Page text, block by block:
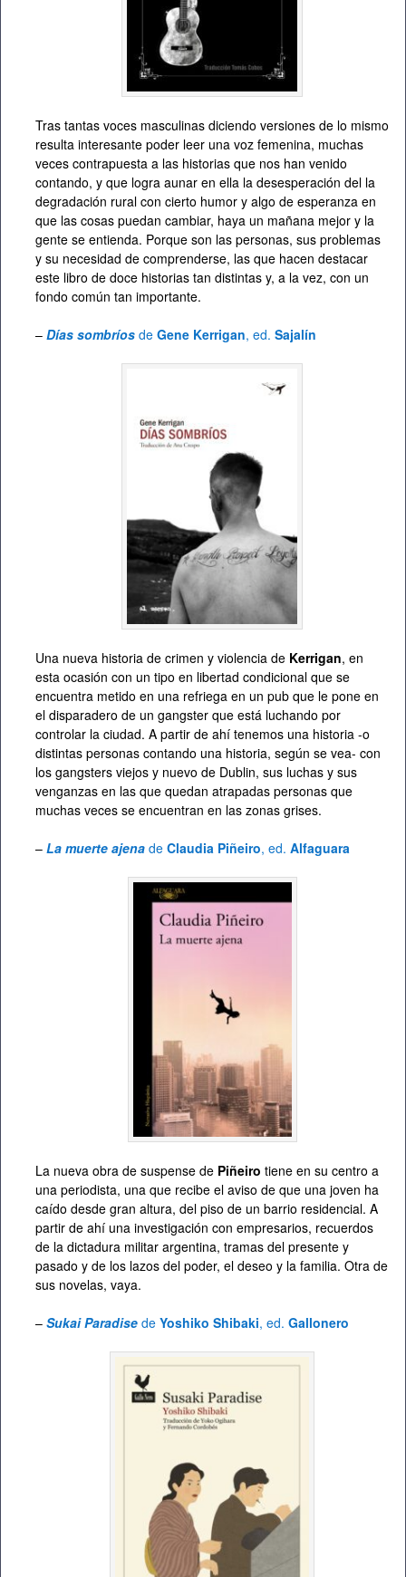
Tras tantas voces masculinas diciendo versiones de lo mismo
resulta interesante poder leer una voz femenina, muchas
veces contrapuesta a las historias que nos han venido
contando, y que logra aunar en ella la desesperación del la
degradación rural con cierto humor y algo de esperanza en
que las cosas puedan cambiar, haya un mañana mejor y la
gente se entienda. Porque son las personas, sus problemas
y su necesidad de comprenderse, las que hacen destacar
este libro de doce historias tan distintas y, a la vez, con un
fondo común tan importante.
– Días sombríos de Gene Kerrigan, ed. Sajalín
Una nueva historia de crimen y violencia de Kerrigan, en
esta ocasión con un tipo en libertad condicional que se
encuentra metido en una refriega en un pub que le pone en
el disparadero de un gangster que está luchando por
controlar la ciudad. A partir de ahí tenemos una historia -o
distintas personas contando una historia, según se vea- con
los gangsters viejos y nuevo de Dublin, sus luchas y sus
venganzas en las que quedan atrapadas personas que
muchas veces se encuentran en las zonas grises.
– La muerte ajena de Claudia Piñeiro, ed. Alfaguara
La nueva obra de suspense de Piñeiro tiene en su centro a
una periodista, una que recibe el aviso de que una joven ha
caído desde gran altura, del piso de un barrio residencial. A
partir de ahí una investigación con empresarios, recuerdos
de la dictadura militar argentina, tramas del presente y
pasado y de los lazos del poder, el deseo y la familia. Otra de
sus novelas, vaya.
– Sukai Paradise de Yoshiko Shibaki, ed. Gallonero